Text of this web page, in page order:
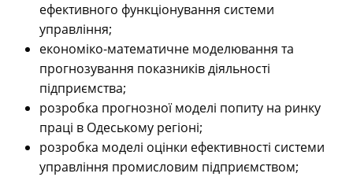
ефективного функціонування системи
управління;
економіко-математичне моделювання та
прогнозування показників діяльності
підприємства;
розробка прогнозної моделі попиту на ринку
праці в Одеському регіоні;
розробка моделі оцінки ефективності системи
управління промисловим підприємством;